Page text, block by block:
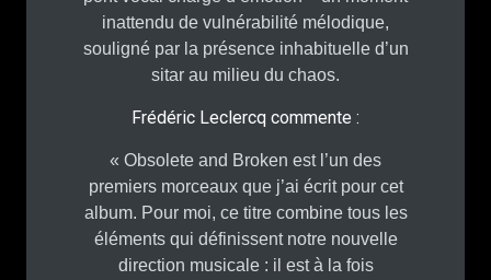
inattendu de vulnérabilité mélodique,
souligné par la présence inhabituelle d’un
sitar au milieu du chaos.
Frédéric Leclercq commente :
« Obsolete and Broken est l’un des
premiers morceaux que j’ai écrit pour cet
album. Pour moi, ce titre combine tous les
éléments qui définissent notre nouvelle
direction musicale : il est à la fois